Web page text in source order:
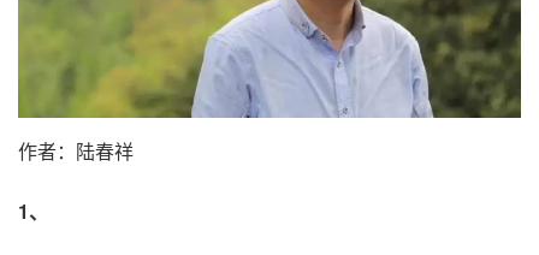
作者：陆春祥
1、